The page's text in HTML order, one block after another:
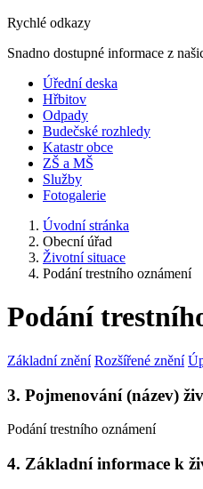
Rychlé odkazy
Snadno dostupné informace z
Úřední deska
Hřbitov
Odpady
Budečské rozhledy
Katastr obce
ZŠ a MŠ
Služby
Fotogalerie
Úvodní stránka
Obecní úřad
Životní situace
Podání trestního oznámení
Podání
Základní znění Rozšířené znění
3. Pojmenování (název)
Podání trestního oznámení
4. Základní informace k